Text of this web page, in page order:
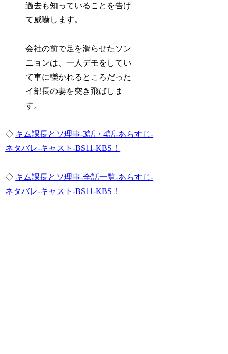
過去も知っていることを告げ
て威嚇します。
会社の前で足を滑らせたソン
ニョンは、一人デモをしてい
て車に轢かれるところだった
イ部長の妻を突き飛ばしま
す。
◇ キム課長とソ理事-3話・4話-あらすじ-
ネタバレ-キャスト-BS11-KBS！
◇ キム課長とソ理事-全話一覧-あらすじ-
ネタバレ-キャスト-BS11-KBS！